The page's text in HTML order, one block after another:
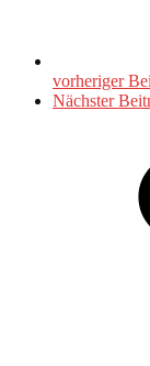
vorheriger
Nächster